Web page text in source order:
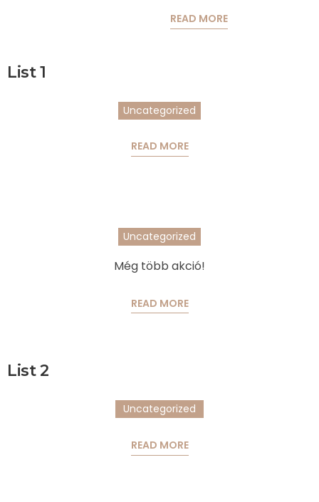
READ MORE
List 1
Uncategorized
READ MORE
Uncategorized
Még több akció!
READ MORE
List 2
Uncategorized
READ MORE